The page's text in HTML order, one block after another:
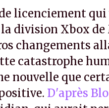
licenciement
division Xbox
changements
catastrophe
nouvelle que
D'après